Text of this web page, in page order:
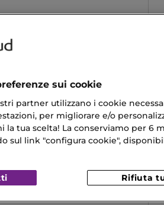
LEATHER
sui cookie
partner utilizzano i cookie
per migliorare e/o
la tua scelta! La conserviamo per 6
sul link "configura cookie",
Rifiuta